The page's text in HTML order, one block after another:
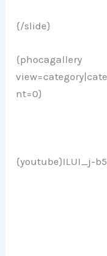
{/slide}
{phocagallery
nt=0}
{youtube}ILUI_j-